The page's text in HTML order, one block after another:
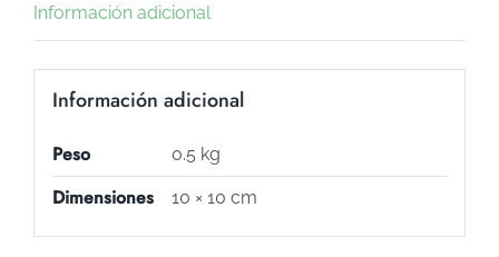
Información adicional
Información adicional
Peso 0.5 kg
Dimensiones 10 × 10 cm